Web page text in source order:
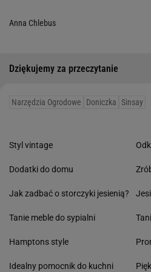
Anna Chlebus
Dziękujemy za przeczytanie
Narzędzia Ogrodowe Doniczka Sinsay
Styl vintage
Dodatki do domu
Jak zadbać o storczyki jesienią?
Tanie meble do sypialni
Hamptons style
Idealny pomocnik do kuchni